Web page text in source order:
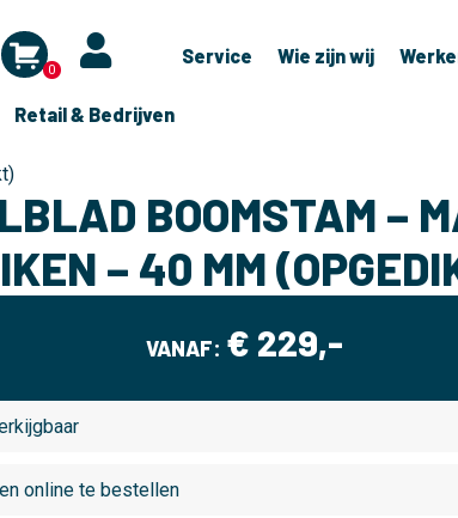
0
Service Wie zijn wij
Retail & Bedrijven
BOOMSTAM –
– 40 MM
VANAF: € 229,-
en online te bestellen